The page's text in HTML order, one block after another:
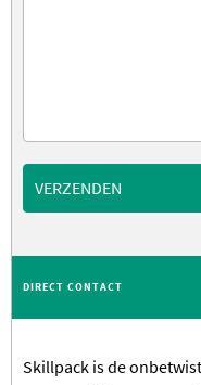
VERZENDEN
DIRECT CONTACT
Skillpack is de